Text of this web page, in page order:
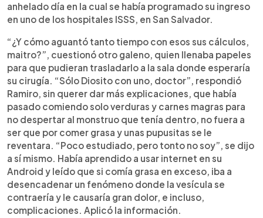
anhelado día en la cual se había programado su ingreso
en uno de los hospitales ISSS, en San Salvador.
“¿Y cómo aguantó tanto tiempo con esos sus cálculos,
maitro?”, cuestionó otro galeno, quien llenaba papeles
para que pudieran trasladarlo a la sala donde esperaría
su cirugía. “Sólo Diosito con uno, doctor”, respondió
Ramiro, sin querer dar más explicaciones, que había
pasado comiendo solo verduras y carnes magras para
no despertar al monstruo que tenía dentro, no fuera a
ser que por comer grasa y unas pupusitas se le
reventara. “Poco estudiado, pero tonto no soy”, se dijo
a sí mismo. Había aprendido a usar internet en su
Android y leído que si comía grasa en exceso, iba a
desencadenar un fenómeno donde la vesícula se
contraería y le causaría gran dolor, e incluso,
complicaciones. Aplicó la información.